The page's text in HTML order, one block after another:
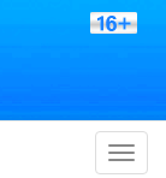
Toggle